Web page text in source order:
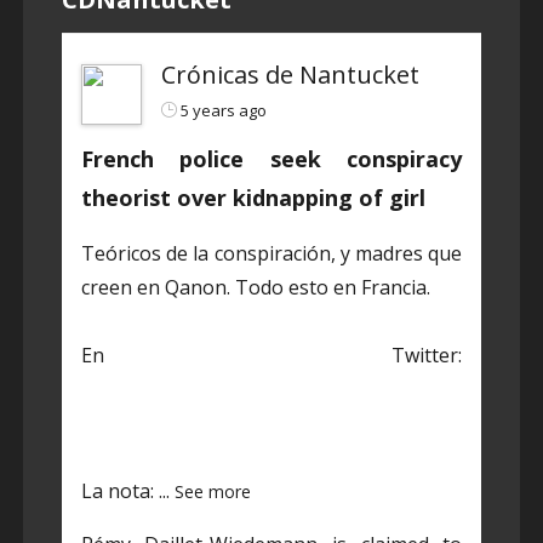
Crónicas de Nantucket
5 years ago
French police seek conspiracy
theorist over kidnapping of girl
Teóricos de la conspiración, y madres que
creen en Qanon. Todo esto en Francia.
En Twitter:
La nota: ... See more